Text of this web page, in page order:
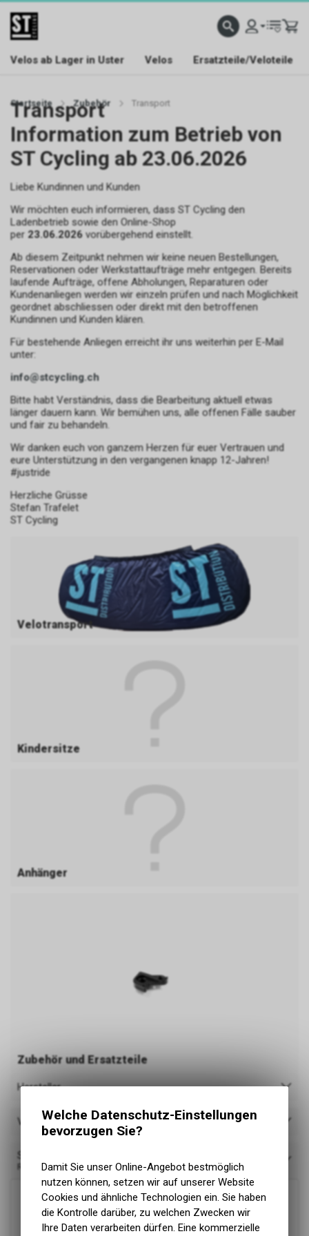
Velos ab Lager in Uster Velos Ersatzteile/Veloteile
Startseite Zubehör Transport
Transport
Information zum Betrieb von
ST Cycling ab 23.06.2026
Liebe Kundinnen und Kunden
Wir möchten euch informieren, dass ST Cycling den
Ladenbetrieb sowie den Online-Shop
per 23.06.2026 vorübergehend einstellt.
Ab diesem Zeitpunkt nehmen wir keine neuen Bestellungen,
Reservationen oder Werkstattaufträge mehr entgegen. Bereits
laufende Aufträge, offene Abholungen, Reparaturen oder
Kundenanliegen werden wir einzeln prüfen und nach Möglichkeit
geordnet abschliessen oder direkt mit den betroffenen
Kundinnen und Kunden klären.
Für bestehende Anliegen erreicht ihr uns weiterhin per E-Mail
unter:
info@stcycling.ch
Bitte habt Verständnis, dass die Bearbeitung aktuell etwas
länger dauern kann. Wir bemühen uns, alle offenen Fälle sauber
und fair zu behandeln.
Wir danken euch von ganzem Herzen für euer Vertrauen und
eure Unterstützung in den vergangenen knapp 12-Jahren!
#justride
Herzliche Grüsse
Stefan Trafelet
ST Cycling
Velotransport
Kindersitze
Anhänger
Zubehör und Ersatzteile
Hersteller
Verfügbarkeit
Sortieren nach
Relevanz
Welche Datenschutz-Einstellungen
bevorzugen Sie?
Damit Sie unser Online-Angebot bestmöglich
nutzen können, setzen wir auf unserer Website
Cookies und ähnliche Technologien ein. Sie haben
die Kontrolle darüber, zu welchen Zwecken wir
Ihre Daten verarbeiten dürfen. Eine kommerzielle